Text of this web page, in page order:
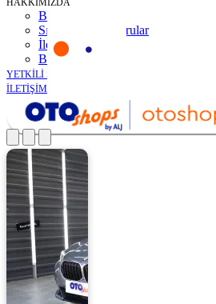
HAKKIMIZDA
Biz Kimiz
Sıkça Sorulan Sorular
İletişim
Basın Odası
YETKİLİ SATICILAR
İLETİŞİM